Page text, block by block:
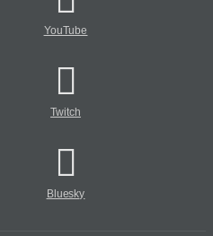
YouTube
Twitch
Bluesky